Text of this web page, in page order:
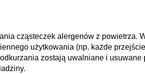
cząsteczek alergenów z powietrza.
użytkowania (np. każde
zostają uwalniane i usuwane